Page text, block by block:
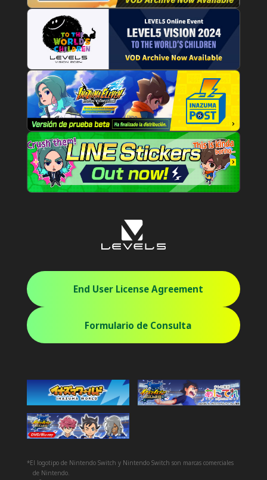
End User License Agreement
Formulario de Consulta
*El logotipo de Nintendo Switch y Nintendo Switch son marcas comerciales
de Nintendo.